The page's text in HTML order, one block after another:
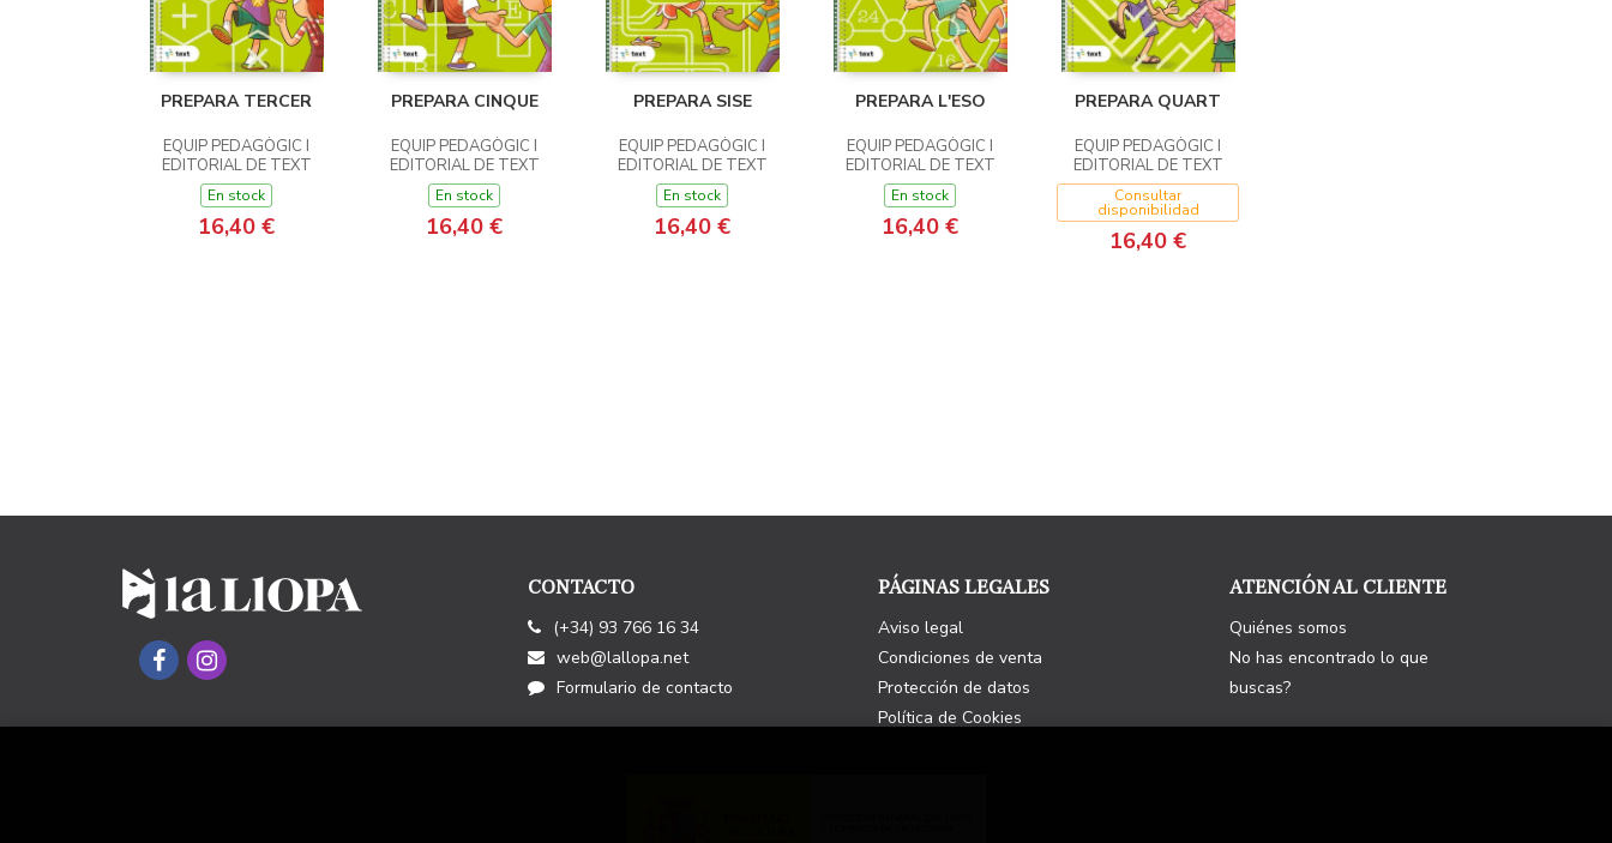
PREPARA TERCER
EQUIP PEDAGÒGIC I
EDITORIAL DE TEXT
En stock
16,40 €
PREPARA CINQUE
EQUIP PEDAGÒGIC I
EDITORIAL DE TEXT
En stock
16,40 €
PREPARA SISE
EQUIP PEDAGÒGIC I
EDITORIAL DE TEXT
En stock
16,40 €
PREPARA L'ESO
EQUIP PEDAGÒGIC I
EDITORIAL DE TEXT
En stock
16,40 €
PREPARA QUART
EQUIP PEDAGÒGIC I
EDITORIAL DE TEXT
Consultar
disponibilidad
16,40 €
CONTACTO
(+34) 93 766 16 34
web@lallopa.net
Formulario de contacto
PÁGINAS LEGALES
Aviso legal
Condiciones de venta
Protección de datos
Política de Cookies
ATENCIÓN AL CLIENTE
Quiénes somos
No has encontrado lo que
buscas?